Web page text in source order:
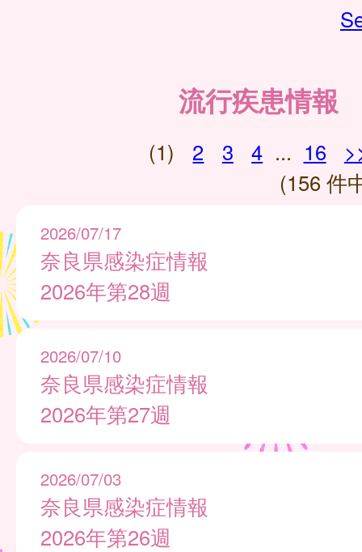
流行疾患情報
(1) 2 3 4 ... 16
(156 件
2026/07/17
奈良県感染症情報
2026年第28週
2026/07/10
奈良県感染症情報
2026年第27週
2026/07/03
奈良県感染症情報
2026年第26週